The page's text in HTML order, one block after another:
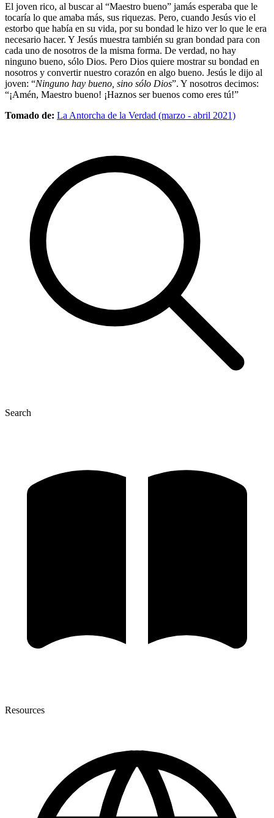
El joven rico, al buscar al “Maestro bueno” jamás esperaba que le
tocaría lo que amaba más, sus riquezas. Pero, cuando Jesús vio el
estorbo que había en su vida, por su bondad le hizo ver lo que le era
necesario hacer. Y Jesús muestra también su gran bondad para con
cada uno de nosotros de la misma forma. De verdad, no hay
ninguno bueno, sólo Dios. Pero Dios quiere mostrar su bondad en
nosotros y convertir nuestro corazón en algo bueno. Jesús le dijo al
joven: “Ninguno hay bueno, sino sólo Dios”. Y nosotros decimos:
“¡Amén, Maestro bueno! ¡Haznos ser buenos como eres tú!”
Tomado de: La Antorcha de la Verdad (marzo - abril 2021)
Search
Resources